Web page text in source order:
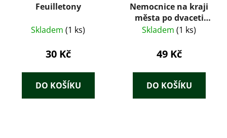
Feuilletony
Skladem (1 ks)
30 Kč
DO KOŠÍKU
Nemocnice na kraji
města po dvaceti
letech : televizní
stejnojmenného
Skladem (1 ks)
49 Kč
DO KOŠÍKU